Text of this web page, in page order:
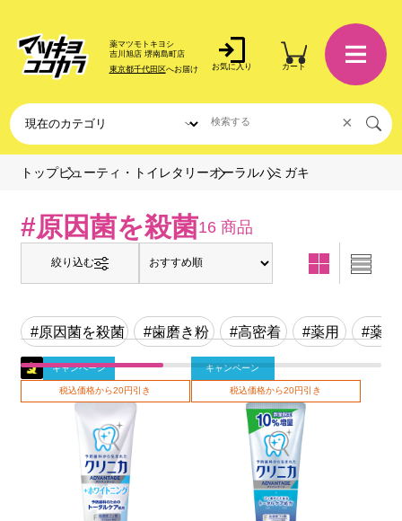
薬マツモトキヨシ
吉川旭店 堺南島町店
東京都千代田区へお届け お気に入り カート
×
トップビューティ・トイレタリーオーラルハミガキ
#原因菌を殺菌16 商品
絞り込む
#原因菌を殺菌 #歯磨き粉 #高密着 #薬用 #薬用
キャンペーン
税込価格から20円引き
キャンペーン
税込価格から20円引き